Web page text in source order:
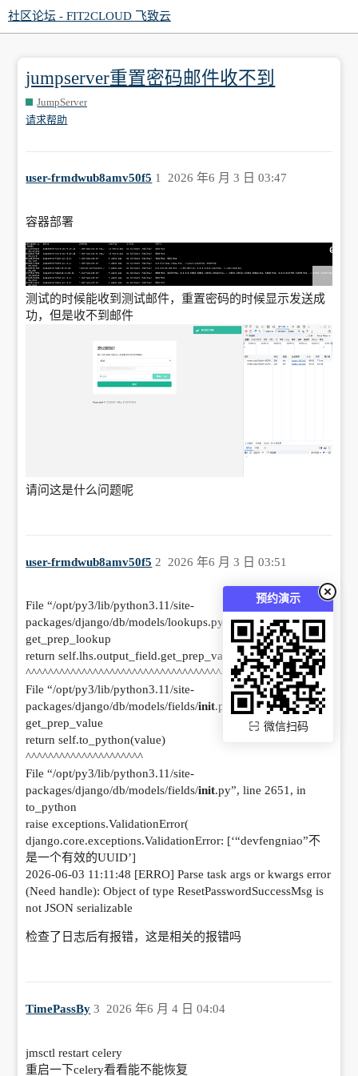
预约演示
微信扫码
社区论坛 - FIT2CLOUD 飞致云
jumpserver重置密码邮件收不到
JumpServer
请求帮助
user-frmdwub8amv50f5 2026 年6 月 3 日 03:47
1
容器部署
测试的时候能收到测试邮件，重置密码的时候显示发送成
功，但是收不到邮件
请问这是什么问题呢
user-frmdwub8amv50f5 2026 年6 月 3 日 03:51
2
File “/opt/py3/lib/python3.11/site-
packages/django/db/models/lookups.py”, line 85, in
get_prep_lookup
return self.lhs.output_field.get_prep_value(self.rhs)
^^^^^^^^^^^^^^^^^^^^^^^^^^^^^^^^^^^^^^^^^^^^^^
File “/opt/py3/lib/python3.11/site-
packages/django/db/models/fields/init.py”, line 2633, in
get_prep_value
return self.to_python(value)
^^^^^^^^^^^^^^^^^^^^^
File “/opt/py3/lib/python3.11/site-
packages/django/db/models/fields/init.py”, line 2651, in
to_python
raise exceptions.ValidationError(
django.core.exceptions.ValidationError: [‘“devfengniao”不
是一个有效的UUID’]
2026-06-03 11:11:48 [ERRO] Parse task args or kwargs error
(Need handle): Object of type ResetPasswordSuccessMsg is
not JSON serializable
检查了日志后有报错，这是相关的报错吗
TimePassBy 2026 年6 月 4 日 04:04
3
jmsctl restart celery
重启一下celery看看能不能恢复